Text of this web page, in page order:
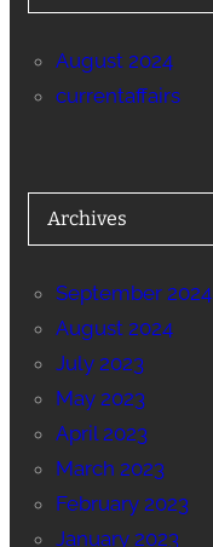
August 2024
currentaffairs
Archives
September 2024
August 2024
July 2023
May 2023
April 2023
March 2023
February 2023
January 2023